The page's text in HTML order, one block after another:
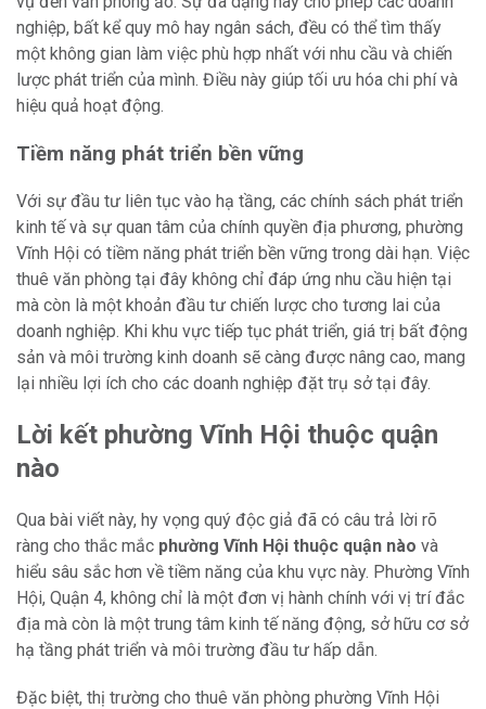
nghiệp, bất kể quy mô hay ngân sách, đều có thể tìm thấy
một không gian làm việc phù hợp nhất với nhu cầu và chiến
lược phát triển của mình. Điều này giúp tối ưu hóa chi phí và
hiệu quả hoạt động.
Tiềm năng phát triển bền vững
Với sự đầu tư liên tục vào hạ tầng, các chính sách phát triển
kinh tế và sự quan tâm của chính quyền địa phương, phường
Vĩnh Hội có tiềm năng phát triển bền vững trong dài hạn. Việc
thuê văn phòng tại đây không chỉ đáp ứng nhu cầu hiện tại
mà còn là một khoản đầu tư chiến lược cho tương lai của
doanh nghiệp. Khi khu vực tiếp tục phát triển, giá trị bất động
sản và môi trường kinh doanh sẽ càng được nâng cao, mang
lại nhiều lợi ích cho các doanh nghiệp đặt trụ sở tại đây.
Lời kết phường Vĩnh Hội thuộc quận
nào
Qua bài viết này, hy vọng quý độc giả đã có câu trả lời rõ
ràng cho thắc mắc phường Vĩnh Hội thuộc quận nào và
hiểu sâu sắc hơn về tiềm năng của khu vực này. Phường Vĩnh
Hội, Quận 4, không chỉ là một đơn vị hành chính với vị trí đắc
địa mà còn là một trung tâm kinh tế năng động, sở hữu cơ sở
hạ tầng phát triển và môi trường đầu tư hấp dẫn.
Đặc biệt, thị trường cho thuê văn phòng phường Vĩnh Hội